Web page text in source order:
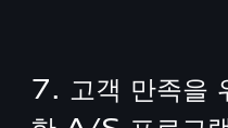
7. 고객 만족을